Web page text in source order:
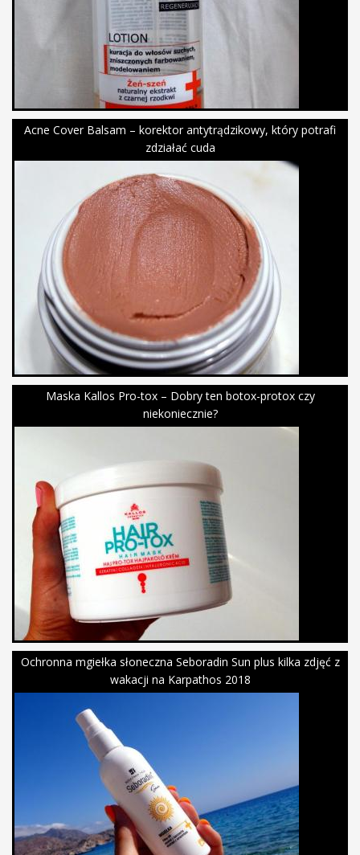
Acne Cover Balsam – korektor antytrądzikowy, który potrafi
zdziałać cuda
Maska Kallos Pro-tox – Dobry ten botox-protox czy
niekoniecznie?
Ochronna mgiełka słoneczna Seboradin Sun plus kilka zdjęć z
wakacji na Karpathos 2018